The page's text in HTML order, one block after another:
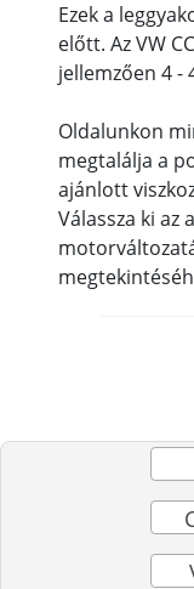
Ezek a
előtt. Az VW
jellemzően 4 -
Oldalunkon
megtalálja a
ajánlott
Válassza ki az